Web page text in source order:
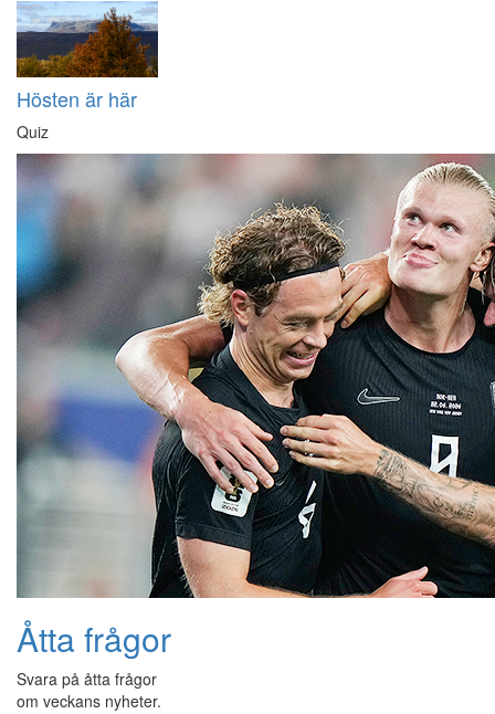
Hösten är här
Quiz
Åtta frågor
Svara på åtta frågor
om veckans nyheter.